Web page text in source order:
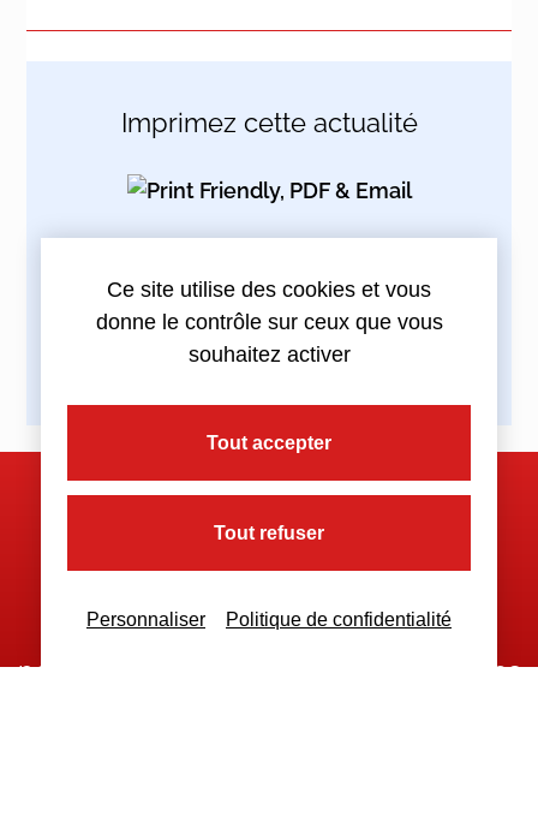
Imprimez cette actualité
Nous contacter
Nous restons à votre disposition
pour toutes demandes complémentaires
Ce site utilise des cookies et vous
donne le contrôle sur ceux que vous
souhaitez activer
Tout accepter
Tout refuser
Personnaliser Politique de confidentialité